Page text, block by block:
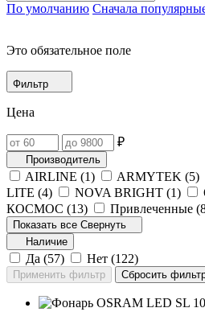
По умолчанию Сначала
Это обязательное поле
Фильтр
Цена
₽
Производитель
AIRLINE (1) ARMYTEK (5)
LITE (4) NOVA BRIGHT (1)
КОСМОС (13) Привлеченные (
Показать все Свернуть
Наличие
Да (57) Нет (122)